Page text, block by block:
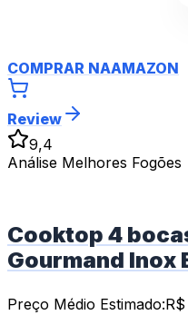
COMPRAR NAAMAZON
Review
9,4
Análise Melhores Fogões
Cooktop 4
Gourmand Inox
Preço Médio Estimado:R$